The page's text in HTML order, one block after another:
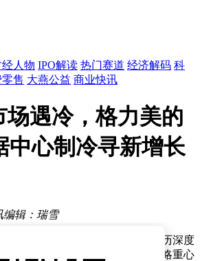
经人物 IPO解读 热门赛道 经济解码 科
售 大燕公益 商业快讯
场遇冷，格力美的
中心制冷寻新增长
编辑：瑞雪
迷的背景下，中央空调行业正经历深度
集团作为行业龙头企业，正将战略重心